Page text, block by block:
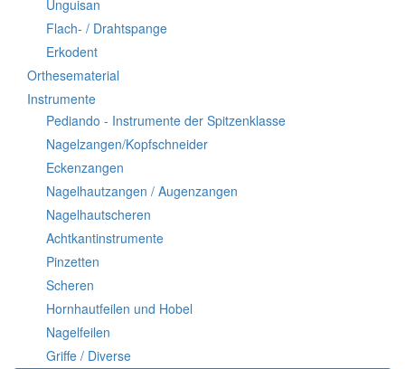
Unguisan
Flach- / Drahtspange
Erkodent
Orthesematerial
Instrumente
Pediando - Instrumente der Spitzenklasse
Nagelzangen/Kopfschneider
Eckenzangen
Nagelhautzangen / Augenzangen
Nagelhautscheren
Achtkantinstrumente
Pinzetten
Scheren
Hornhautfeilen und Hobel
Nagelfeilen
Griffe / Diverse